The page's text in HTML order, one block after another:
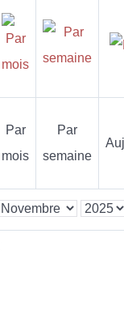
Par
mois
Par
semaine